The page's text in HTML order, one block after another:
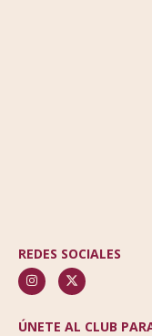
REDES SOCIALES
ÚNETE AL CLUB